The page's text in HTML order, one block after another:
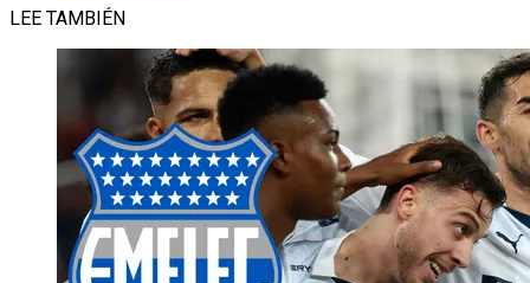
LEE TAMBIÉN